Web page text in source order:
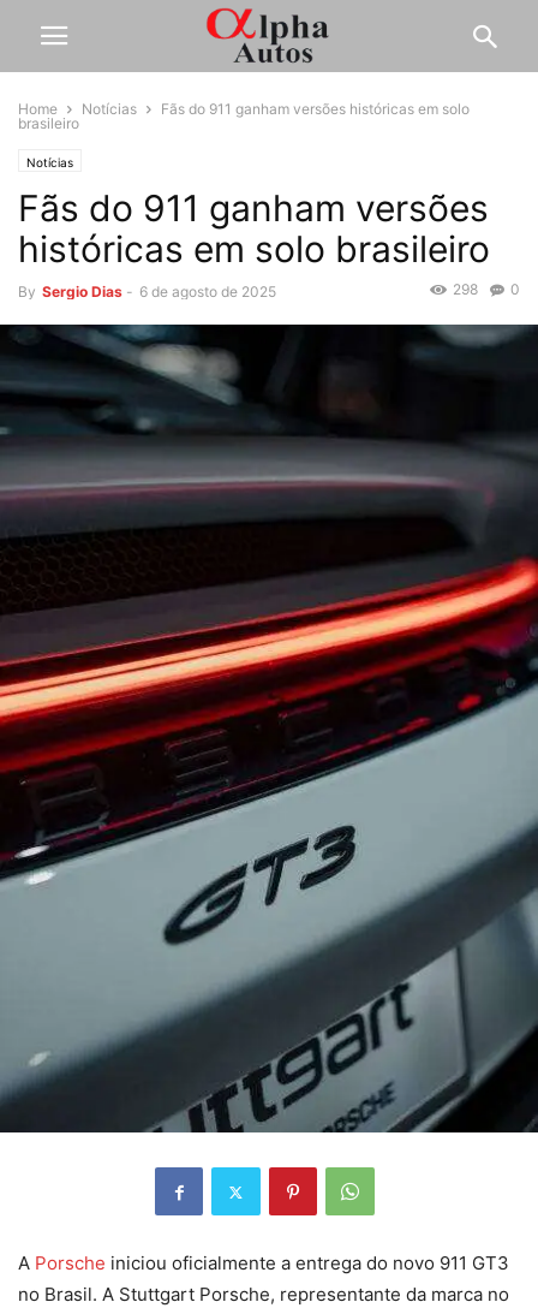
Home Notícias
Fãs do 911 ganham versões históricas em solo
brasileiro
Notícias
Fãs do 911 ganham versões
históricas em solo brasileiro
By Sergio Dias - 6 de agosto de 2025 0
298
A Porsche iniciou oficialmente a entrega do novo 911 GT3
no Brasil. A Stuttgart Porsche, representante da marca no